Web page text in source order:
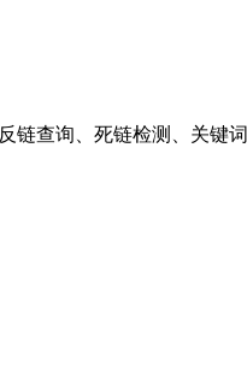
查询、死链检测、关键